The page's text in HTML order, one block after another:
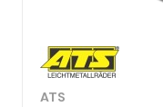
ATS